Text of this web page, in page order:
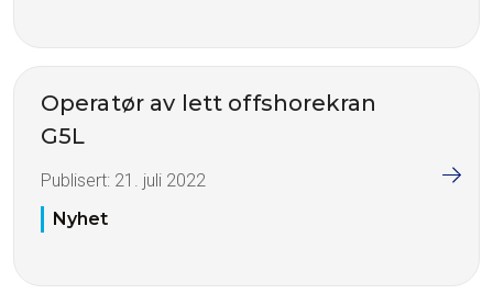
Operatør av lett offshorekran
G5L
Publisert: 21. juli 2022
Nyhet